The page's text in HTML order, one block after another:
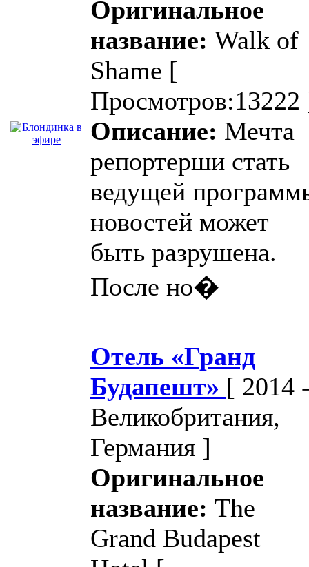
Оригинальное
название: Walk of
Shame [
Просмотров:13222
Описание: Мечта
репортерши стать
ведущей
новостей может
быть разрушена.
После но�
Отель «Гранд
Будапешт» [ 2014
Великобритания,
Германия ]
Оригинальное
название: The
Grand Budapest